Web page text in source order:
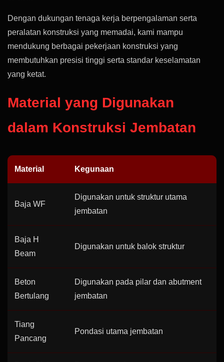
Dengan dukungan tenaga kerja berpengalaman serta
peralatan konstruksi yang memadai, kami mampu
mendukung berbagai pekerjaan konstruksi yang
membutuhkan presisi tinggi serta standar keselamatan
yang ketat.
Material yang Digunakan
dalam Konstruksi Jembatan
Material Kegunaan
Baja WF
Digunakan untuk struktur utama
jembatan
Baja H
Beam
Digunakan untuk balok struktur
Beton
Bertulang
Digunakan pada pilar dan abutment
jembatan
Tiang
Pancang
Pondasi utama jembatan